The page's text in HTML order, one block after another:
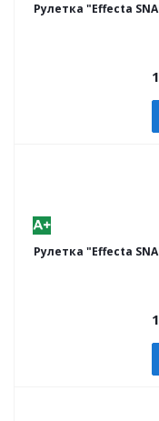
Рулетка "Effecta
Рулетка "Effecta